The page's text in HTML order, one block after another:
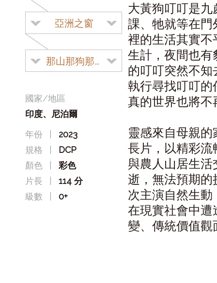
亞洲之窗
那山那狗那女孩
國家/地區
印度、尼泊爾
年份
2023
規格
DCP
顏色
彩色
片長
114 分
級數
0+
大黃狗叮叮是
課、牠就等在
裡的生活其實
生計，夜間也
的叮叮突然不
執行尋找叮叮
真的世界也將不
靈感來自母親
長片，以精彩
與農人山居生
逝，無法預期
次主演自然生
在現實社會中
變、傳統價值